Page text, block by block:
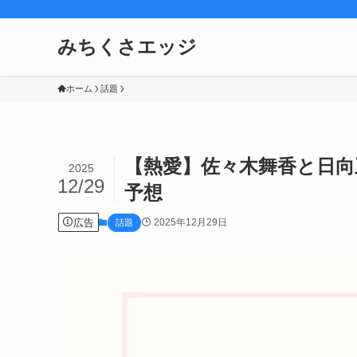
みちくさエッジ
ホーム 話題
【熱愛】佐々木舞香と日
予想
2025
12/29
広告 話題 2025年12月29日